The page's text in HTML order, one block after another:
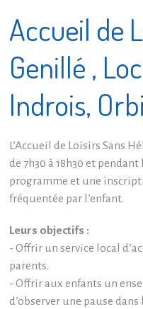
Accueil de
Genillé ,
Indrois,
L’Accueil de Loisirs Sans
de 7h30 à 18h30 et
programme et une
fréquentée par l’enfant.
Leurs objectifs :
- Offrir un service local
parents.
- Offrir aux enfants un
d’observer une pause